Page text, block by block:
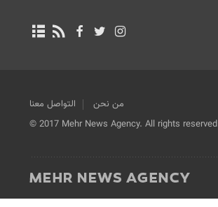
من نحن
التواصل معنا
© 2017 Mehr News Agency. All rights reserved